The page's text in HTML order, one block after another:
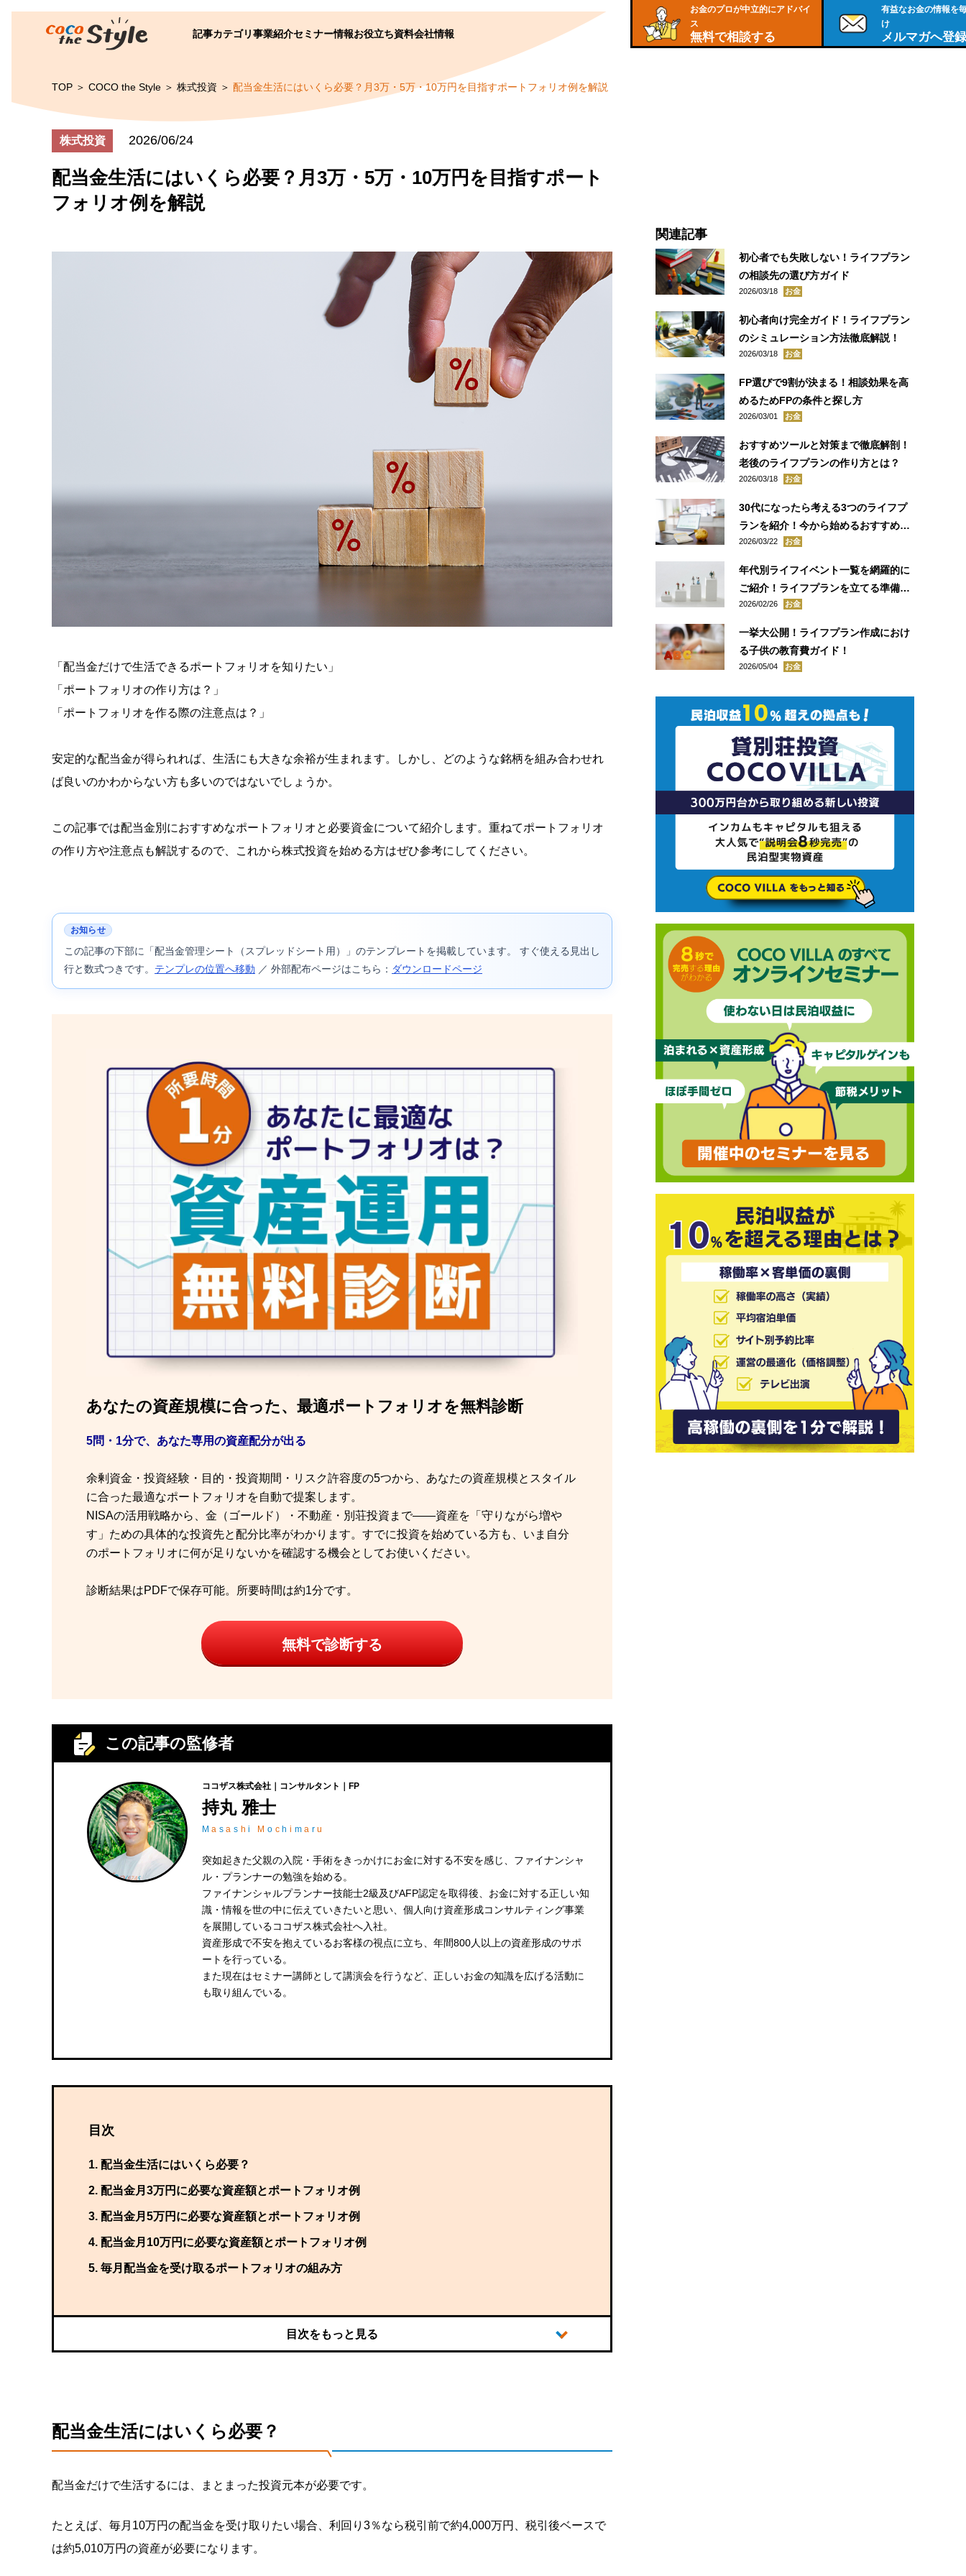
記事カテゴリ事業紹介セミナー情報お役立ち資料会社情報
TOP COCO the Style 株式投資 配当金生活にはいくら必要？月3万・5万・10万円を目指すポートフォリオ例を解説
株式投資 2026/06/24
配当金生活にはいくら必要？月3万・5万・10万円を目指すポート
フォリオ例を解説
「配当金だけで生活できるポートフォリオを知りたい」
「ポートフォリオの作り方は？」
「ポートフォリオを作る際の注意点は？」
安定的な配当金が得られれば、生活にも大きな余裕が生まれます。しかし、どのような銘柄を組み合わせれ
ば良いのかわからない方も多いのではないでしょうか。
この記事では配当金別におすすめなポートフォリオと必要資金について紹介します。重ねてポートフォリオ
の作り方や注意点も解説するので、これから株式投資を始める方はぜひ参考にしてください。
お知らせ
この記事の下部に「配当金管理シート（スプレッドシート用）」のテンプレートを掲載しています。 すぐ使える見出し
行と数式つきです。 テンプレの位置へ移動 ／ 外部配布ページはこちら： ダウンロードページ
あなたの資産規模に合った、最適ポートフォリオを無料診断
5問・1分で、あなた専用の資産配分が出る
余剰資金・投資経験・目的・投資期間・リスク許容度の5つから、あなたの資産規模とスタイル
に合った最適なポートフォリオを自動で提案します。
NISAの活用戦略から、金（ゴールド）・不動産・別荘投資まで——資産を「守りながら増や
す」ための具体的な投資先と配分比率がわかります。すでに投資を始めている方も、いま自分
のポートフォリオに何が足りないかを確認する機会としてお使いください。
診断結果はPDFで保存可能。所要時間は約1分です。
無料で診断する
この記事の監修者
ココザス株式会社｜コンサルタント｜FP
持丸 雅士
Ma sas hi Mo ch i ma ru
突如起きた父親の入院・手術をきっかけにお金に対する不安を感じ、ファイナンシャ
ル・プランナーの勉強を始める。
ファイナンシャルプランナー技能士2級及びAFP認定を取得後、お金に対する正しい知
識・情報を世の中に伝えていきたいと思い、個人向け資産形成コンサルティング事業
を展開しているココザス株式会社へ入社。
資産形成で不安を抱えているお客様の視点に立ち、年間800人以上の資産形成のサポ
ートを行っている。
また現在はセミナー講師として講演会を行うなど、正しいお金の知識を広げる活動に
も取り組んでいる。
目次
配当金生活にはいくら必要？
配当金月3万円に必要な資産額とポートフォリオ例
配当金月5万円に必要な資産額とポートフォリオ例
配当金月10万円に必要な資産額とポートフォリオ例
毎月配当金を受け取るポートフォリオの組み方
配当金生活にはいくら必要？
配当金だけで生活するには、まとまった投資元本が必要です。
たとえば、毎月10万円の配当金を受け取りたい場合、利回り3％なら税引前で約4,000万円、税引後ベースで
は約5,010万円の資産が必要になります。
関連記事
初心者でも失敗しない！ライフプラン
の相談先の選び方ガイド
2026/03/18 お金
初心者向け完全ガイド！ライフプラン
のシミュレーション方法徹底解説！
2026/03/18 お金
FP選びで9割が決まる！相談効果を高
めるためFPの条件と探し方
2026/03/01 お金
おすすめツールと対策まで徹底解剖！
老後のライフプランの作り方とは？
2026/03/18 お金
30代になったら考える3つのライフプ
ランを紹介！今から始めるおすすめな
資産形成方法を紹介！
2026/03/22 お金
年代別ライフイベント一覧を網羅的に
ご紹介！ライフプランを立てる準備を
しよう
2026/02/26 お金
一挙大公開！ライフプラン作成におけ
る子供の教育費ガイド！
2026/05/04 お金
お金のプロが中立的にアドバイ
ス
無料で相談する
有益なお金の情報を
け
メルマガへ登